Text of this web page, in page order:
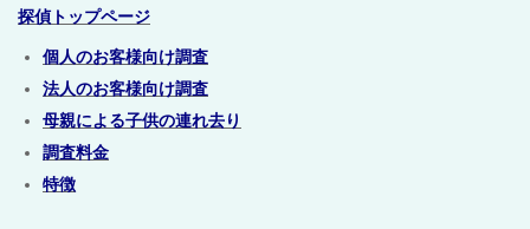
探偵トップページ
個人のお客様向け調査
法人のお客様向け調査
母親による子供の連れ去り
調査料金
特徴